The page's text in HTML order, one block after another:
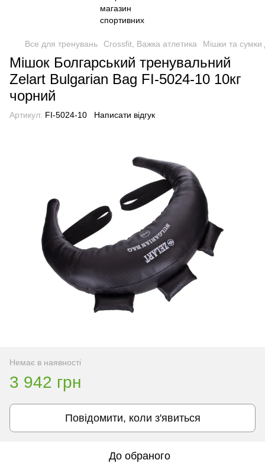
Все для тренувань Crossfit, Важка атлетика Мішки та сумки
Мішок Болгарський тренувальний
Zelart Bulgarian Bag FI-5024-10 10кг
чорний
Артикул: FI-5024-10 Написати відгук
Немає в наявності
3 942 грн
Повідомити, коли з'явиться
До обраного